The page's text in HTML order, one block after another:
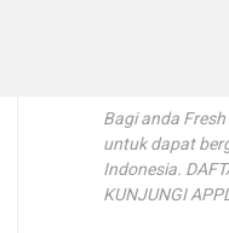
Bagi anda
untuk dapat
Indonesia.
KUNJUNGI